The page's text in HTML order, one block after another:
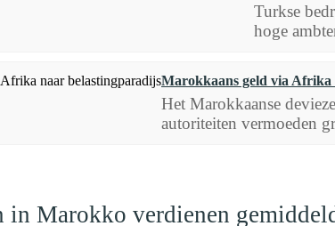
Turkse
hoge
Marokkaans geld via
Het Marokkaanse
autoriteiten vermoeden
in Marokko verdienen